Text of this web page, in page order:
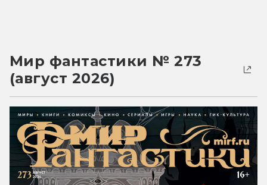
Мир фантастики № 273
(август 2026)